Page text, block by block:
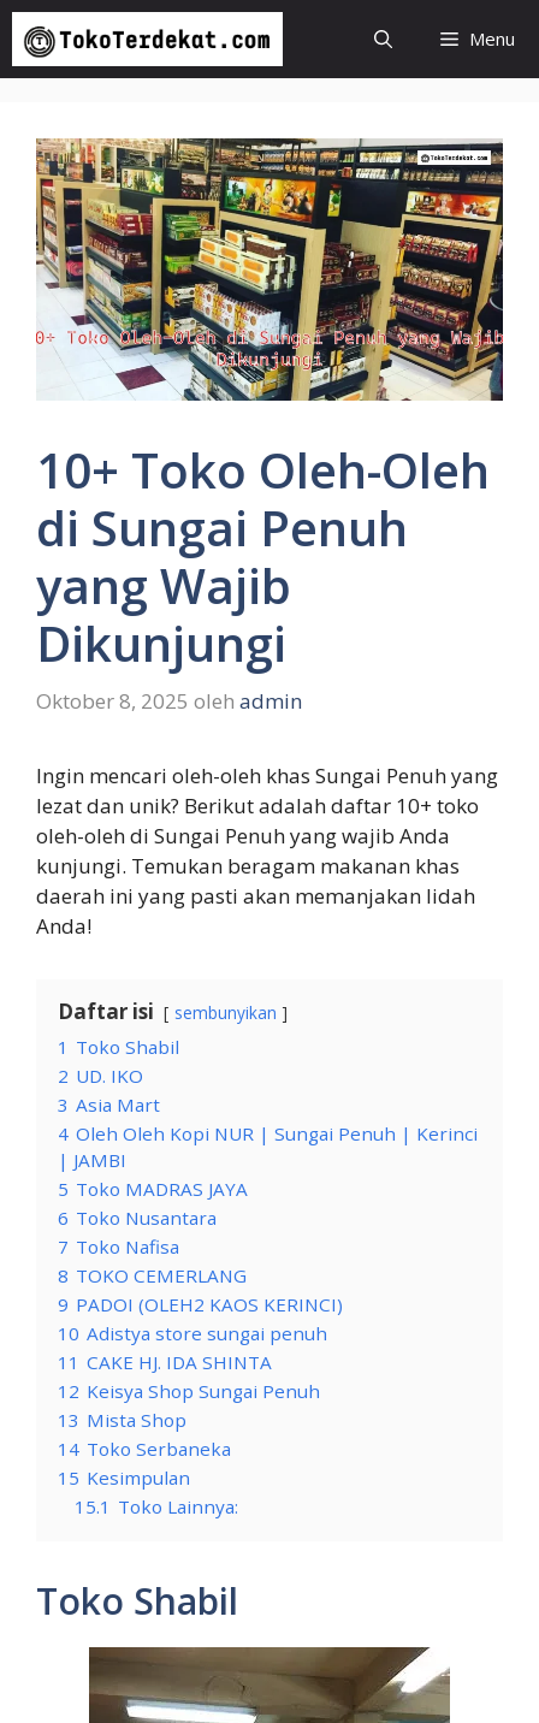
Langsung
isi
Menu
10+ Toko Oleh-Oleh
di Sungai Penuh
yang Wajib
Dikunjungi
Oktober 8, 2025 oleh admin
Ingin mencari oleh-oleh khas Sungai Penuh yang
lezat dan unik? Berikut adalah daftar 10+ toko
oleh-oleh di Sungai Penuh yang wajib Anda
kunjungi. Temukan beragam makanan khas
daerah ini yang pasti akan memanjakan lidah
Anda!
Daftar isi sembunyikan
1 Toko Shabil
2 UD. IKO
3 Asia Mart
4 Oleh Oleh Kopi NUR | Sungai Penuh | Kerinci
| JAMBI
5 Toko MADRAS JAYA
6 Toko Nusantara
7 Toko Nafisa
8 TOKO CEMERLANG
9 PADOI (OLEH2 KAOS KERINCI)
10 Adistya store sungai penuh
11 CAKE HJ. IDA SHINTA
12 Keisya Shop Sungai Penuh
13 Mista Shop
14 Toko Serbaneka
15 Kesimpulan
15.1 Toko Lainnya:
Toko Shabil